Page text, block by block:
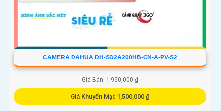
CAMERA DAHUA DH-SD2A200HB-GN-A-PV-S2
Giá Bán: 1,950,000 ₫
Giá Khuyến Mại: 1,500,000 ₫